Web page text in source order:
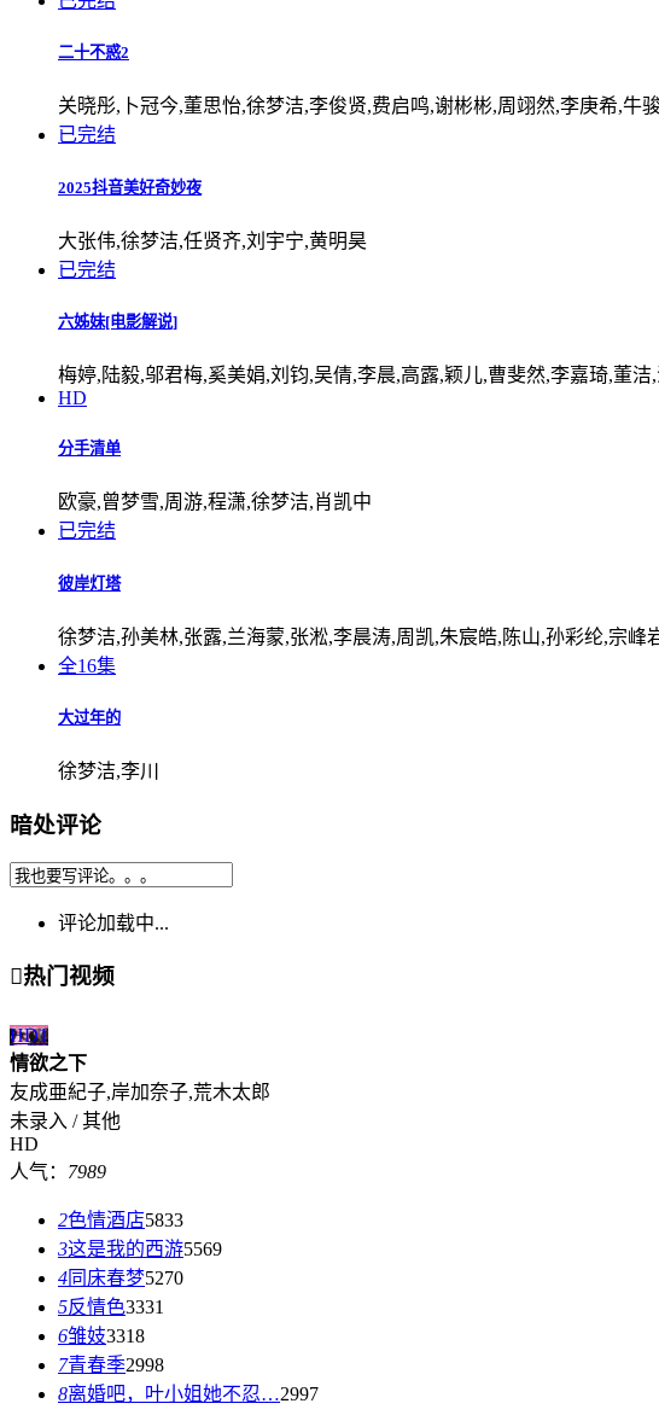
二十不惑2
关晓彤,卜冠今,董思怡,徐梦洁,李俊贤,费启鸣,谢彬彬,周翊然,李庚希,牛
已完结
2025抖音美好奇妙夜
大张伟,徐梦洁,任贤齐,刘宇宁,黄明昊
已完结
六姊妹[电影解说]
梅婷,陆毅,邬君梅,奚美娟,刘钧,吴倩,李晨,高露,颖儿,曹斐然,李嘉琦,董
HD
分手清单
欧豪,曾梦雪,周游,程潇,徐梦洁,肖凯中
已完结
彼岸灯塔
徐梦洁,孙美林,张露,兰海蒙,张淞,李晨涛,周凯,朱宸皓,陈山,孙彩纶,宗峰
全16集
大过年的
徐梦洁,李川
暗处评论
评论加载中...
热门视频
HD1
情欲之下
友成亜紀子,岸加奈子,荒木太郎
未录入 / 其他
HD
人气： 7989
2色情酒店5833
3这是我的西游5569
4同床春梦5270
5反情色3331
6雏妓3318
7青春季2998
8离婚吧，叶小姐她不忍…2997